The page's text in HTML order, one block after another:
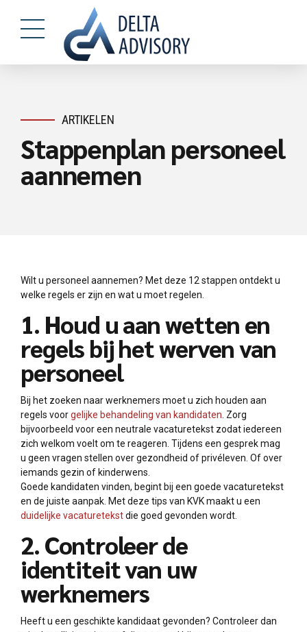
ARTIKELEN
Stappenplan personeel
aannemen
Wilt u personeel aannemen? Met deze 12 stappen ontdekt u
welke regels er zijn en wat u moet regelen.
1. Houd u aan wetten en
regels bij het werven van
personeel
Bij het zoeken naar werknemers moet u zich houden aan
regels voorgelijke behandeling van kandidaten . Zorg
bijvoorbeeld voor een neutrale vacaturetekst zodat iedereen
zich welkom voelt om te reageren. Tijdens een gesprek mag
u geen vragen stellen over gezondheid of privéleven. Of over
iemands gezin of kinderwens.
Goede kandidaten vinden, begint bij een goede vacaturetekst
en de juiste aanpak. Met deze tips van KVK maakt u een
duidelijke vacaturetekstdie goed gevonden wordt.
2. Controleer de
identiteit van uw
werknemers
Heeft u een geschikte kandidaat gevonden? Controleer dan